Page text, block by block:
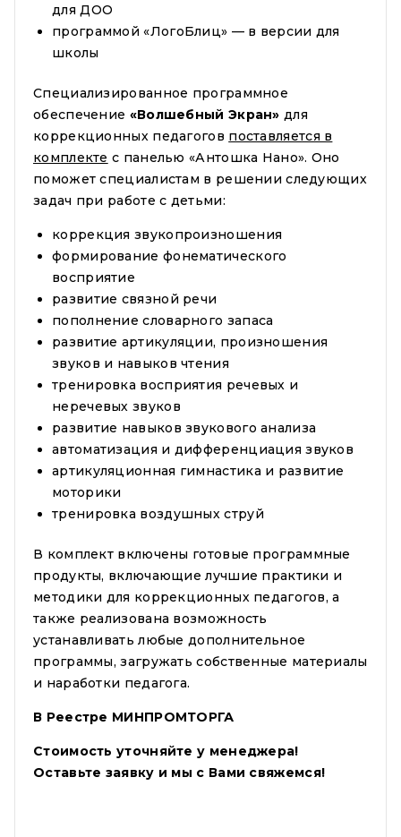
для ДОО
программой «ЛогоБлиц» — в версии для
школы
Специализированное программное
обеспечение «Волшебный Экран» для
коррекционных педагогов поставляется в
комплекте с панелью «Антошка Нано». Оно
поможет специалистам в решении следующих
задач при работе с детьми:
коррекция звукопроизношения
формирование фонематического
восприятие
развитие связной речи
пополнение словарного запаса
развитие артикуляции, произношения
звуков и навыков чтения
тренировка восприятия речевых и
неречевых звуков
развитие навыков звукового анализа
автоматизация и дифференциация звуков
артикуляционная гимнастика и развитие
моторики
тренировка воздушных струй
В комплект включены готовые программные
продукты, включающие лучшие практики и
методики для коррекционных педагогов, а
также реализована возможность
устанавливать любые дополнительное
программы, загружать собственные материалы
и наработки педагога.
В Реестре МИНПРОМТОРГА
Стоимость уточняйте у менеджера!
Оставьте заявку и мы с Вами свяжемся!